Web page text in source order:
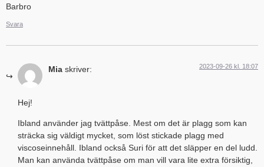
Barbro
Svara
Mia skriver: 2023-09-26 kl. 18:07
Hej!
Ibland använder jag tvättpåse. Mest om det är plagg som kan
sträcka sig väldigt mycket, som löst stickade plagg med
viscoseinnehåll. Ibland också Suri för att det släpper en del ludd.
Man kan använda tvättpåse om man vill vara lite extra försiktig,